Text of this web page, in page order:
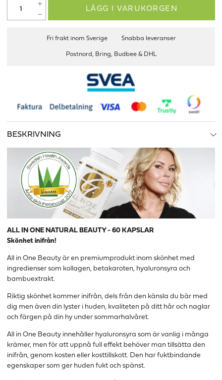
LÄGG I VARUKORGEN
Fri frakt inom Sverige Snabba leveranser
Postnord, Bring, Budbee & DHL
BESKRIVNING
ALL IN ONE NATURAL BEAUTY - 60 KAPSLAR
Skönhet inifrån!
All in One Beauty är en premiumprodukt inom skönhet med
ingredienser som kollagen, betakaroten, hyaluronsyra och
bambuextrakt.
Riktig skönhet kommer inifrån, dels från den känsla du bär med
dig men även din lyster i huden, kvaliteten på ditt hår och naglar
och färgen på din hy under sommarhalvåret.
All in One Beauty innehåller hyaluronsyra som är vanlig i många
krämer, men för att uppnå full effekt behöver man tillsätta den
inifrån, genom kosten eller kosttillskott. Den har fuktbindande
egenskaper som ger huden fukt och spänst.